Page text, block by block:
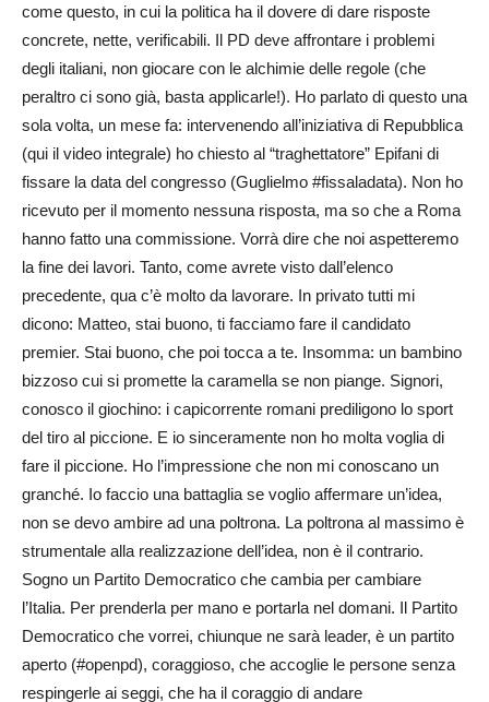
come questo, in cui la politica ha il dovere di dare risposte
concrete, nette, verificabili. Il PD deve affrontare i problemi
degli italiani, non giocare con le alchimie delle regole (che
peraltro ci sono già, basta applicarle!). Ho parlato di questo una
sola volta, un mese fa: intervenendo all’iniziativa di Repubblica
(qui il video integrale) ho chiesto al “traghettatore” Epifani di
fissare la data del congresso (Guglielmo #fissaladata). Non ho
ricevuto per il momento nessuna risposta, ma so che a Roma
hanno fatto una commissione. Vorrà dire che noi aspetteremo
la fine dei lavori. Tanto, come avrete visto dall’elenco
precedente, qua c’è molto da lavorare. In privato tutti mi
dicono: Matteo, stai buono, ti facciamo fare il candidato
premier. Stai buono, che poi tocca a te. Insomma: un bambino
bizzoso cui si promette la caramella se non piange. Signori,
conosco il giochino: i capicorrente romani prediligono lo sport
del tiro al piccione. E io sinceramente non ho molta voglia di
fare il piccione. Ho l’impressione che non mi conoscano un
granché. Io faccio una battaglia se voglio affermare un’idea,
non se devo ambire ad una poltrona. La poltrona al massimo è
strumentale alla realizzazione dell’idea, non è il contrario.
Sogno un Partito Democratico che cambia per cambiare
l’Italia. Per prenderla per mano e portarla nel domani. Il Partito
Democratico che vorrei, chiunque ne sarà leader, è un partito
aperto (#openpd), coraggioso, che accoglie le persone senza
respingerle ai seggi, che ha il coraggio di andare